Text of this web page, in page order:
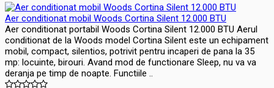
Aer conditionat mobil Woods Cortina Silent 12.000 BTU
Aer conditionat portabil Woods Cortina Silent 12.000 BTU Aerul
conditionat de la Woods model Cortina Silent este un echipament
mobil, compact, silentios, potrivit pentru incaperi de pana la 35
mp: locuinte, birouri. Avand mod de functionare Sleep, nu va va
deranja pe timp de noapte. Functiile ..